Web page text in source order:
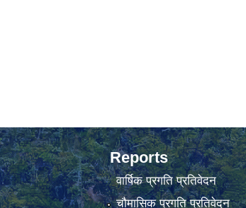
Reports
वार्षिक प्रगति प्रतिवेदन
चौमासिक प्रगति प्रतिवेदन